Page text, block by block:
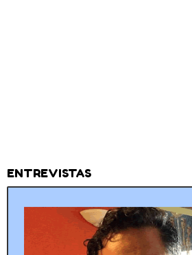
ENTREVISTAS